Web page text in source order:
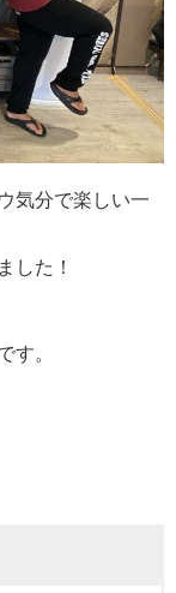
気分で楽しい一
した！
す。